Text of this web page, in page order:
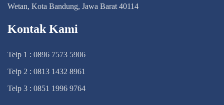
Wetan, Kota Bandung, Jawa Barat 40114
Kontak Kami
Telp 1 : 0896 7573 5906
Telp 2 : 0813 1432 8961
Telp 3 : 0851 1996 9764